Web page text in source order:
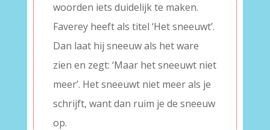
woorden iets duidelijk te maken.
Faverey heeft als titel ‘Het sneeuwt’.
Dan laat hij sneeuw als het ware
zien en zegt: ‘Maar het sneeuwt niet
meer’. Het sneeuwt niet meer als je
schrijft, want dan ruim je de sneeuw
op.